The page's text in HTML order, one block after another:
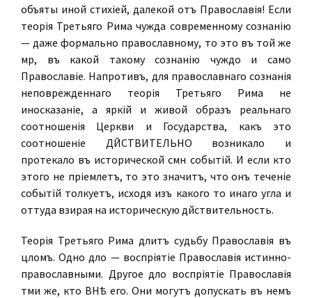
объяты иной стихіей, далекой отъ Православія! Если
теорія Третьяго Рима чужда современному сознанію
— даже формально православному, то это въ той же
мѣрѣ, въ какой такому сознанію чуждо и само
Православіе. Напротивъ, для православнаго сознанія
неповрежденнаго теорія Третьяго Рима не
иносказаніе, а яркій и живой образъ реальнаго
соотношенія Церкви и Государства, какъ это
соотношеніе ДѣЙСТВИТЕЛЬНО возникало и
протекало въ исторической смѣнѣ событій. И если кто
этого не пріемлетъ, то это значитъ, что онъ теченіе
событій толкуетъ, исходя изъ какого то инаго угла и
оттуда взирая на историческую дѣйствительность.
Теорія Третьяго Рима дѣлитъ судьбу Православія въ
цѣломъ. Одно дѣло — воспріятіе Православія истинно-
православными. Другое дѣло воспріятіе Православія
тѣми же, кто ВНѢ его. Они могутъ допускать въ немъ